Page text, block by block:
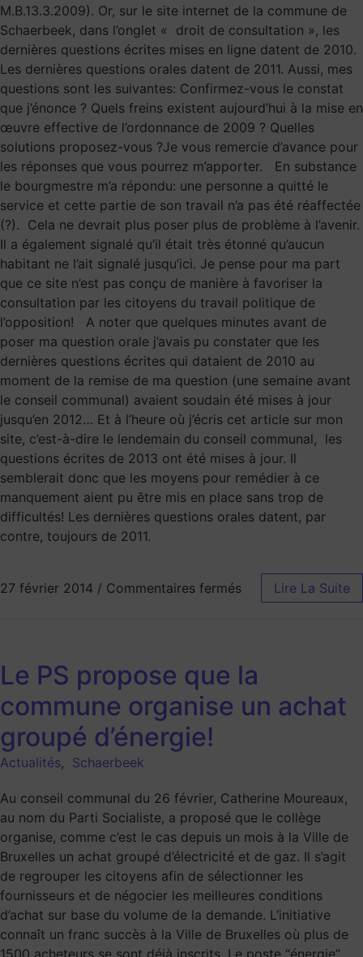
M.B.13.3.2009). Or, sur le site internet de la commune de
Schaerbeek, dans l’onglet « droit de consultation », les
dernières questions écrites mises en ligne datent de 2010.
Les dernières questions orales datent de 2011. Aussi, mes
questions sont les suivantes: Confirmez-vous le constat
que j’énonce ? Quels freins existent aujourd’hui à la mise en
œuvre effective de l’ordonnance de 2009 ? Quelles
solutions proposez-vous ?Je vous remercie d’avance pour
les réponses que vous pourrez m’apporter. En substance
le bourgmestre m’a répondu: une personne a quitté le
service et cette partie de son travail n’a pas été réaffectée
(?). Cela ne devrait plus poser plus de problème à l’avenir.
Il a également signalé qu’il était très étonné qu’aucun
habitant ne l’ait signalé jusqu’ici. Je pense pour ma part
que ce site n’est pas conçu de manière à favoriser la
consultation par les citoyens du travail politique de
l’opposition! A noter que quelques minutes avant de
poser ma question orale j’avais pu constater que les
dernières questions écrites qui dataient de 2010 au
moment de la remise de ma question (une semaine avant
le conseil communal) avaient soudain été mises à jour
jusqu’en 2012… Et à l’heure où j’écris cet article sur mon
site, c’est-à-dire le lendemain du conseil communal, les
questions écrites de 2013 ont été mises à jour. Il
semblerait donc que les moyens pour remédier à ce
manquement aient pu être mis en place sans trop de
difficultés! Les dernières questions orales datent, par
contre, toujours de 2011.
27 février 2014 / Commentaires fermés Lire La Suite
Le PS propose que la
commune organise un achat
groupé d’énergie!
Actualités, Schaerbeek
Au conseil communal du 26 février, Catherine Moureaux,
au nom du Parti Socialiste, a proposé que le collège
organise, comme c’est le cas depuis un mois à la Ville de
Bruxelles un achat groupé d’électricité et de gaz. Il s’agit
de regrouper les citoyens afin de sélectionner les
fournisseurs et de négocier les meilleures conditions
d’achat sur base du volume de la demande. L’initiative
connaît un franc succès à la Ville de Bruxelles où plus de